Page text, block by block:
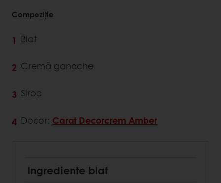
Compoziție
Blat
Cremă ganache
Sirop
Decor: Carat Decorcrem Amber
Ingrediente blat